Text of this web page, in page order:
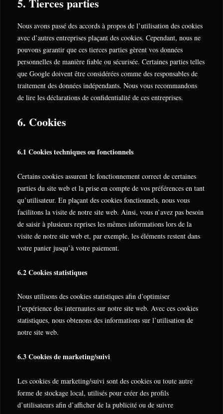
Nous avons passé des accords à propos de l’utilisation des cookies
avec d’autres entreprises plaçant des cookies. Cependant, nous ne
pouvons garantir que ces tierces parties gèrent vos données
personnelles de manière fiable ou sécurisée. Certaines parties telles
que Google doivent être considérées comme des responsables de
traitement des données indépendants. Nous vous recommandons
de lire les déclarations de confidentialité de ces entreprises.
6. Cookies
6.1 Cookies techniques ou fonctionnels
Certains cookies assurent le fonctionnement correct de certaines
parties du site web et la prise en compte de vos préférences en tant
qu’utilisateur. En plaçant des cookies fonctionnels, nous vous
facilitons la visite de notre site web. Ainsi, vous n’avez pas besoin
de saisir à plusieurs reprises les mêmes informations lors de la
visite de notre site web et, par exemple, les éléments restent dans
votre panier jusqu’à votre paiement.
6.2 Cookies statistiques
Nous utilisons des cookies statistiques afin d’optimiser
l’expérience des internautes sur notre site web. Avec ces cookies
statistiques, nous obtenons des informations sur l’utilisation de
notre site web.
6.3 Cookies de marketing/suivi
Les cookies de marketing/suivi sont des cookies ou toute autre
forme de stockage local, utilisés pour créer des profils
d’utilisateurs afin d’afficher de la publicité ou de suivre